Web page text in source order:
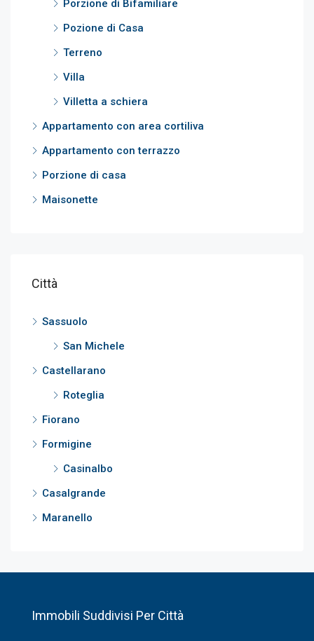
Porzione di Bifamiliare
Pozione di Casa
Terreno
Villa
Villetta a schiera
Appartamento con area cortiliva
Appartamento con terrazzo
Porzione di casa
Maisonette
Città
Sassuolo
San Michele
Castellarano
Roteglia
Fiorano
Formigine
Casinalbo
Casalgrande
Maranello
Immobili Suddivisi Per Città